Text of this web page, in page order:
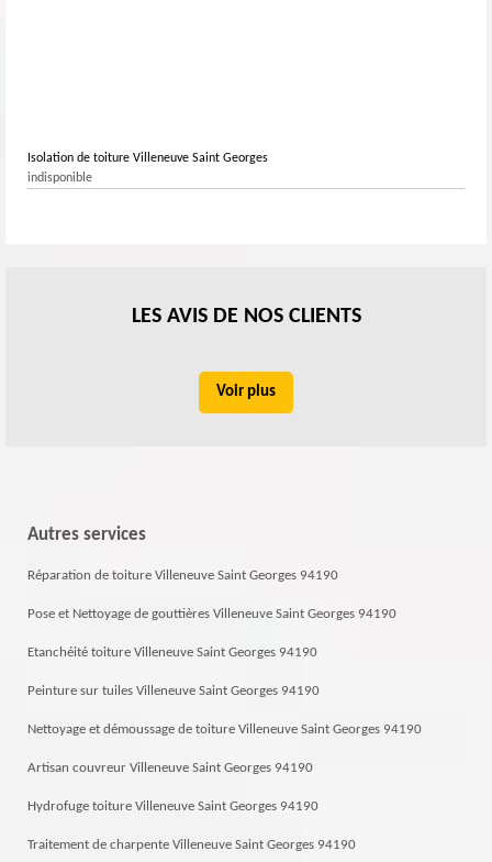
Isolation de toiture Villeneuve Saint Georges
indisponible
LES AVIS DE NOS CLIENTS
Voir plus
Autres services
Réparation de toiture Villeneuve Saint Georges 94190
Pose et Nettoyage de gouttières Villeneuve Saint Georges 94190
Etanchéité toiture Villeneuve Saint Georges 94190
Peinture sur tuiles Villeneuve Saint Georges 94190
Nettoyage et démoussage de toiture Villeneuve Saint Georges 94190
Artisan couvreur Villeneuve Saint Georges 94190
Hydrofuge toiture Villeneuve Saint Georges 94190
Traitement de charpente Villeneuve Saint Georges 94190